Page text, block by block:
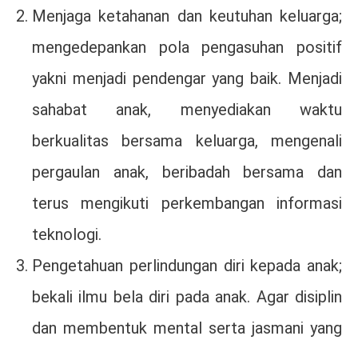
Menjaga ketahanan dan keutuhan keluarga;
mengedepankan pola pengasuhan positif
yakni menjadi pendengar yang baik. Menjadi
sahabat anak, menyediakan waktu
berkualitas bersama keluarga, mengenali
pergaulan anak, beribadah bersama dan
terus mengikuti perkembangan informasi
teknologi.
Pengetahuan perlindungan diri kepada anak;
bekali ilmu bela diri pada anak. Agar disiplin
dan membentuk mental serta jasmani yang